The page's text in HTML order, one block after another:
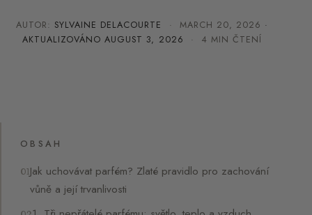
AUTOR: SYLVAINE DELACOURTE · MARCH 20, 2026 ·
AKTUALIZOVÁNOAUGUST 3, 2026 · 4 MIN ČTENÍ
OBSAH
Jak uchovávat parfém? Zlaté pravidlo pro zachování
vůně a její trvanlivosti